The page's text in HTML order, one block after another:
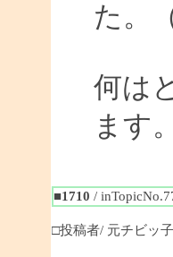
た。
何は
ます。
■1710 /
□投稿者/ 元チビッ